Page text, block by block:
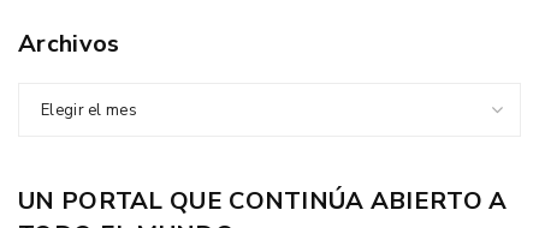
Archivos
Elegir el mes
UN PORTAL QUE CONTINÚA ABIERTO A